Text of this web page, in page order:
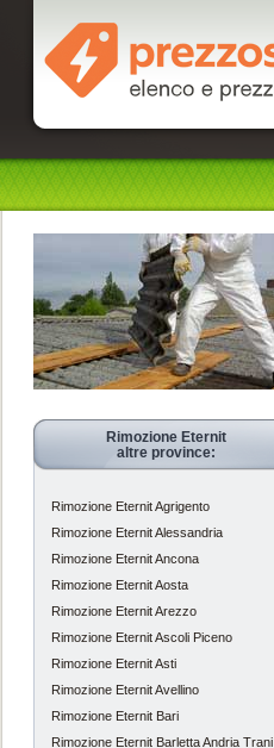
Rimozione Eternit
altre province:
Rimozione Eternit Agrigento
Rimozione Eternit Alessandria
Rimozione Eternit Ancona
Rimozione Eternit Aosta
Rimozione Eternit Arezzo
Rimozione Eternit Ascoli Piceno
Rimozione Eternit Asti
Rimozione Eternit Avellino
Rimozione Eternit Bari
Rimozione Eternit Barletta Andria Trani